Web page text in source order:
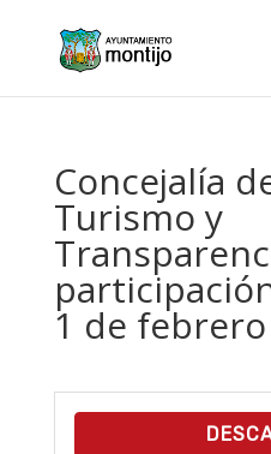
Concejalía
Turismo y
1 de